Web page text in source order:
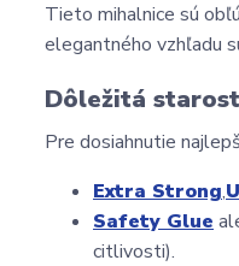
Tieto mihalnice sú
elegantného vzhľadu
Dôležitá
Pre dosiahnutie
Extra Strong,
Safety Glue
citlivosti).